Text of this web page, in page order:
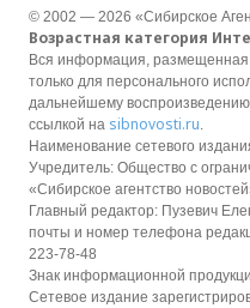
© 2002 — 2026 «Сибирское
Возрастная категория
Вся информация,
только для персонального
дальнейшему
ссылкой на sibnovosti.ru.
Наименование сетевого
Учредитель: Общество с
«Сибирское агентство
Главный редактор: Пузевич
почты и номер телефона
223-78-48
Знак информационной
Сетевое издание